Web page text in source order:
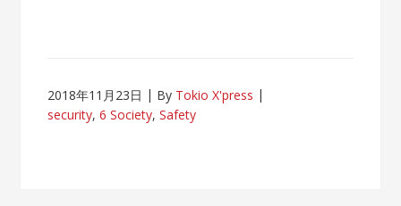
2018年11月23日 By Tokio X'press
security,6 Society,Safety